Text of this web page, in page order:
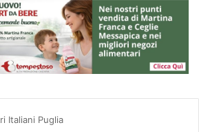
Italiani Puglia